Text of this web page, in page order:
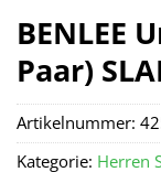
BENLEE
Paar)
Artikelnummer:
Kategorie: Herren